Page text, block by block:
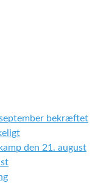
bekræftet
den 21. august